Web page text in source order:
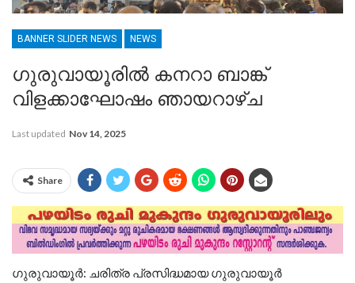
BANNER SLIDER NEWS NEWS
ഗുരുവായൂരിൽ കനറാ ബാങ്ക്
വിളക്കാഘോഷം ഞായറാഴ്ച
Last updated Nov 14, 2025
Share
ഗുരുവായൂര്‍: ചരിത്ര പ്രസിദ്ധമായ ഗുരുവായൂര്‍